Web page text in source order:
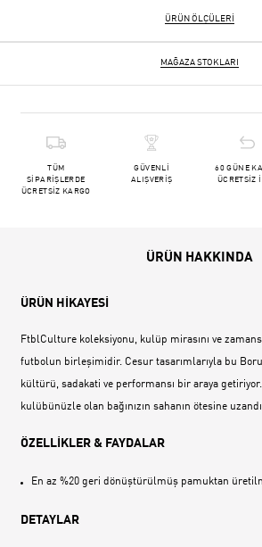
ÜRÜN ÖLÇÜLERI
MAĞAZA STOKLARI
TÜM
SİPARİŞLERDE
ÜCRETSİZ KARGO
GÜVENLİ
ALIŞVERİŞ
60 GÜNE
ÜCRETSİZ
ÜRÜN HAKKINDA
ÜRÜN HİKAYESİ
FtblCulture koleksiyonu, kulüp mirasını ve
futbolun birleşimidir. Cesur tasarımlarıyla bu
kültürü, sadakati ve performansı bir araya
kulübünüzle olan bağınızın sahanın ötesine
ÖZELLİKLER & FAYDALAR
En az %20 geri dönüştürülmüş pamuktan
DETAYLAR